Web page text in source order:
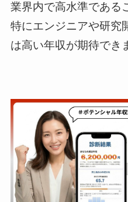
業界内で高水準である
特にエンジニアや研究
は高い年収が期待でき